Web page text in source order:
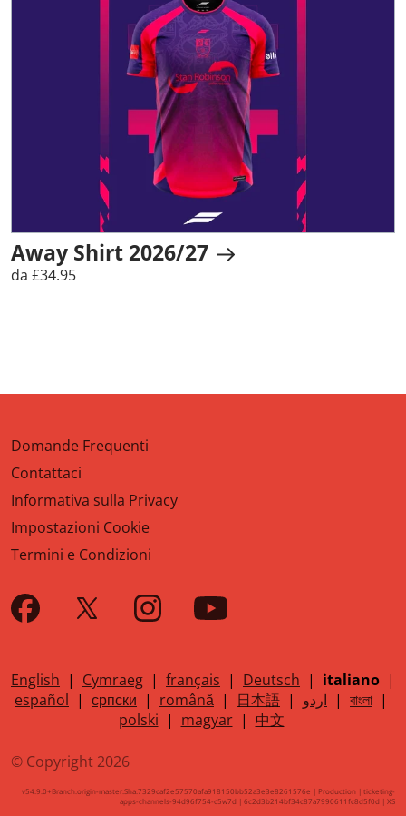
Away Shirt 2026/27
da £34.95
Domande Frequenti
Contattaci
Informativa sulla Privacy
Impostazioni Cookie
Termini e Condizioni
English | Cymraeg | français | Deutsch | italiano |
español | српски | română | 日本語 | اردو | বাংলা |
polski | magyar| 中文
© Copyright 2026
v54.9.0+Branch.origin-master.Sha.7329caf2e57570afa918150bb52a3e3e8261576e | Production | ticketing-
apps-channels-94d96f754-c5w7d | 6c2d3b214bf34c87a7990611fc8d5f0d | XS